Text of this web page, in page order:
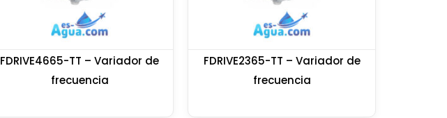
FDRIVE4665-TT – Variador de
frecuencia
FDRIVE2365-TT – Variador de
frecuencia